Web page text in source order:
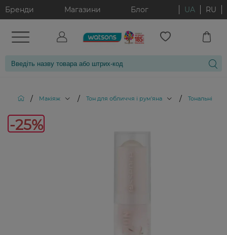
Бренди Магазини Блог UA RU
/ Макіяж / Тон для обличчя і рум'яна / Тональні
-25%